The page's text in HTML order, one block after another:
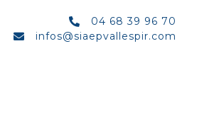
04 68 39 96 70
infos@siaepvallespir.com